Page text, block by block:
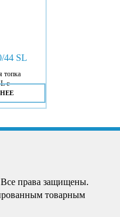
44 SL
топка
с
права защищены.
товарным